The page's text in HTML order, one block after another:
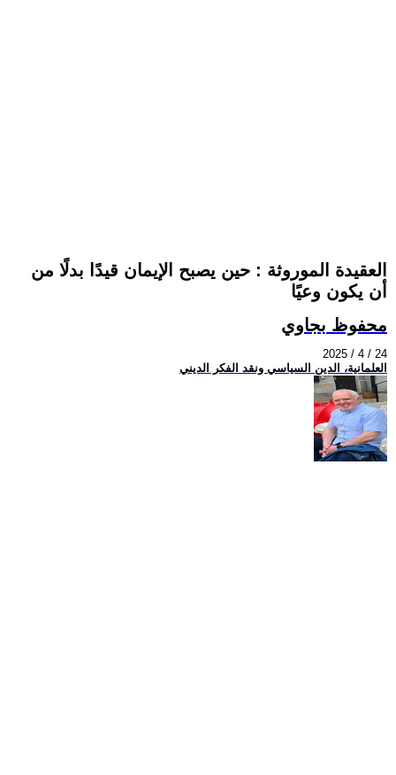
العقيدة الموروثة : حين يصبح الإيمان قيدًا بدلًا من
أن يكون وعيًا
محفوظ بجاوي
2025 / 4 / 24
العلمانية، الدين السياسي ونقد الفكر الديني